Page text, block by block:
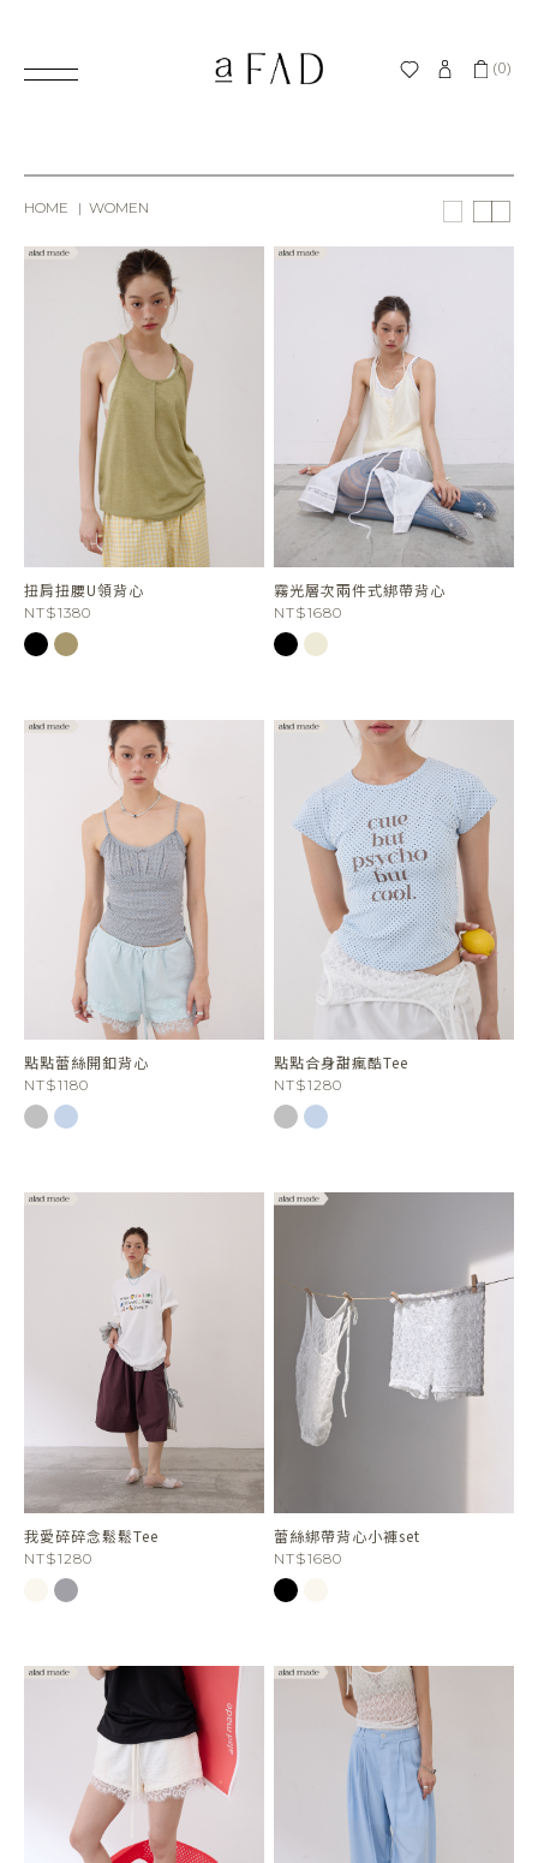
(0)
HOME WOMEN
扭肩扭腰U領背心
NT$1380
霧光層次兩件式綁帶背心
NT$1680
點點蕾絲開釦背心
NT$1180
點點合身甜瘋酷Tee
NT$1280
我愛碎碎念鬆鬆Tee
NT$1280
蕾絲綁帶背心小褲set
NT$1680